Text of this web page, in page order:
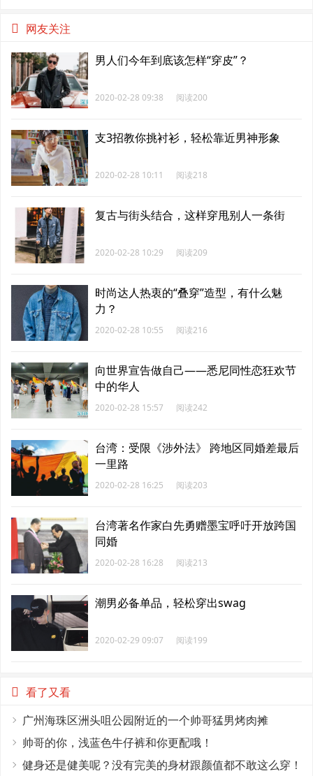
网友关注
男人们今年到底该怎样“穿皮”？
2020-02-28 09:38 阅读200
支3招教你挑衬衫，轻松靠近男神形象
2020-02-28 10:11 阅读218
复古与街头结合，这样穿甩别人一条街
2020-02-28 10:29 阅读209
时尚达人热衷的“叠穿”造型，有什么魅
力？
2020-02-28 10:55 阅读216
向世界宣告做自己——悉尼同性恋狂欢节
中的华人
2020-02-28 15:57 阅读242
台湾：受限《涉外法》 跨地区同婚差最后
一里路
2020-02-28 16:25 阅读203
台湾著名作家白先勇赠墨宝呼吁开放跨国
同婚
2020-02-28 16:28 阅读213
潮男必备单品，轻松穿出swag
2020-02-29 09:07 阅读199
看了又看
广州海珠区洲头咀公园附近的一个帅哥猛男烤肉摊
帅哥的你，浅蓝色牛仔裤和你更配哦！
健身还是健美呢？没有完美的身材跟颜值都不敢这么穿！